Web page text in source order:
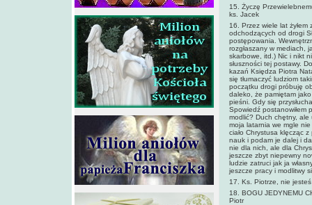
15. Życzę
ks. Jacek
16. Przez wiele lat żyłem
odchodzących od drogi
postępowania.
rozgłaszany w mediach,
skarbowe, itd.) Nic i nikt
słuszności tej postawy.
kazań Księdza Piotra
się tłumaczyć ludziom
początku drogi próbuję
daleko, że pamiętam
pieśni. Gdy się
Spowiedź postanowiłem
modlić? Duch chętny, ale
moja latarnia we mgle
ciało Chrystusa klęcząc
nauk i podam je dalej i
nie dla nich, ale dla
jeszcze zbyt niepewny
ludzie zatruci jak ja
jeszcze pracy i modlitwy
17. Ks. Piotrze, nie
18. BOGU JEDYNEMU
Piotr